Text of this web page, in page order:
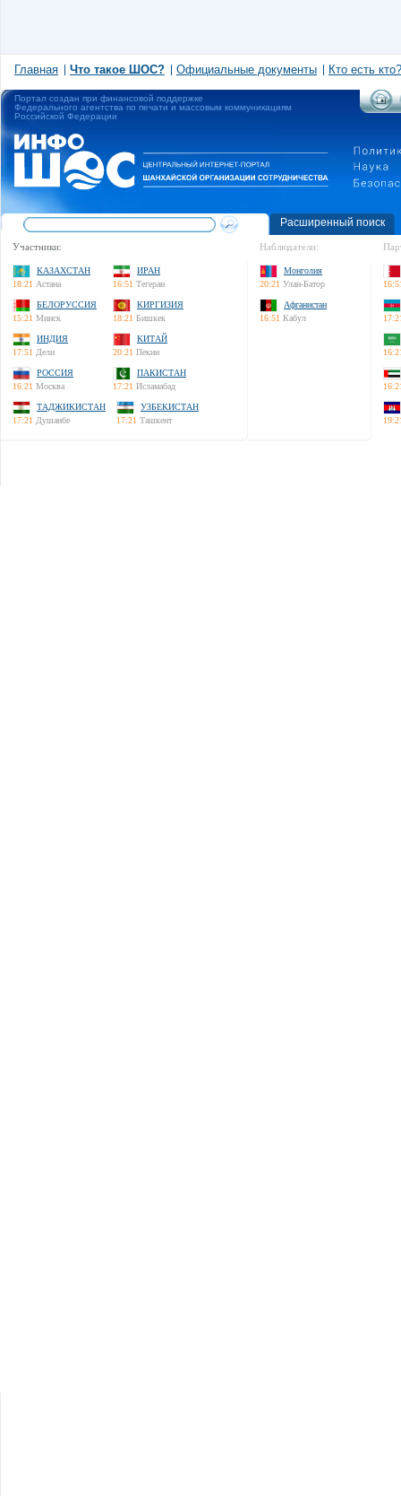
Главная Что такое ШОС? Официальные документы Кто есть кто?
Портал создан при финансовой поддержке
Федерального агентства по печати и массовым коммуникациям
Российской Федерации
Расширенный поиск
Участники:
КАЗАХСТАН
18:21 Астана
ИРАН
16:51 Тегеран
БЕЛОРУССИЯ
15:21 Минск
КИРГИЗИЯ
18:21 Бишкек
ИНДИЯ
17:51 Дели
КИТАЙ
20:21 Пекин
РОССИЯ
16:21 Москва
ПАКИСТАН
17:21 Исламабад
ТАДЖИКИСТАН
17:21 Душанбе
УЗБЕКИСТАН
17:21 Ташкент
Наблюдатели:
Монголия
20:21 Улан-Батор
Афганистан
16:51 Кабул